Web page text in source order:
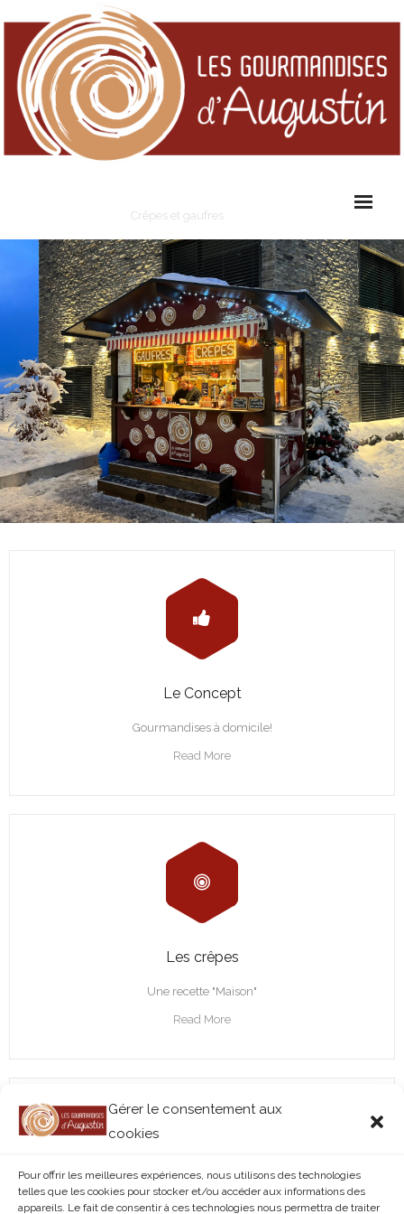
Gérer le consentement aux
cookies
Pour offrir les meilleures expériences, nous utilisons des technologies
telles que les cookies pour stocker et/ou accéder aux informations des
appareils. Le fait de consentir à ces technologies nous permettra de traiter
Crêpes et gaufres
Cart (0Items)
Le Concept
Gourmandises à domicile!
Read More
Les crêpes
Une recette "Maison"
Read More